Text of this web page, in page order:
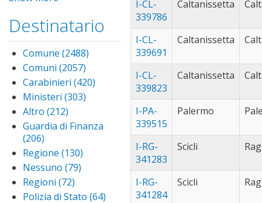
filter
(1991)Apply
filter
partinico
filter
ramacca (25)
rometta (37)
(35)Apply san
cataldo filter
san giuseppe
termini
terrasini (83)
trabia (101)
sotterraneo
deposito di
derrate
filter
Destinatario
Comune (2488)
filter
Comuni (2057)
Comuni
Carabinieri (420)
Carabinieri
Ministeri (303)
filter
Altro (212)
filter
Guardia di Finanza
(206)
Finanza filter
Regione (130)
Nessuno (79)
filter
Regioni (72)
Regioni
Polizia di Stato (64)
I-CL-
339786
Caltanissetta
I-CL-
339691
Caltanissetta
I-CL-
339823
Caltanissetta
I-PA-
339515
Palermo
I-RG-
341283
Scicli
I-RG-
341284
Scicli